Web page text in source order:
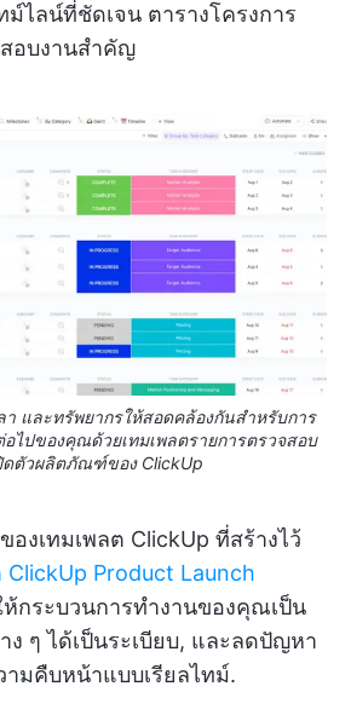
ม์ไลน์ที่ชัดเจน ตารางโครงการ
อบงานสำคัญ
า และทรัพยากรให้สอดคล้องกันสำหรับการ
ไปของคุณด้วยเทมเพลตรายการตรวจสอบ
ดตัวผลิตภัณฑ์ของ ClickUp
องเทมเพลต ClickUp ที่สร้างไว้
ClickUp Product Launch
ห้กระบวนการทำงานของคุณเป็น
ง ๆ ได้เป็นระเบียบ, และลดปัญหา
มคืบหน้าแบบเรียลไทม์.